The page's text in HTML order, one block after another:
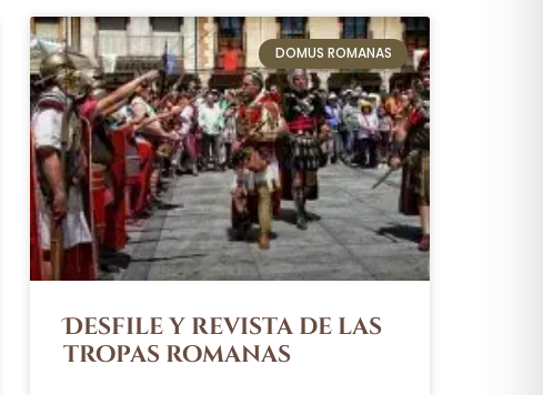
DOMUS ROMANAS
Desfile y revista de las
tropas romanas